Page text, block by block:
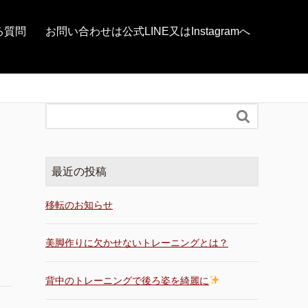
質問 お問い合わせは公式LINE又はInstagramへ

最近の投稿
移転のお知らせ
美脚作りに欠かせないトレーニングとは？
背中のトレーニングで後ろ姿を綺麗に